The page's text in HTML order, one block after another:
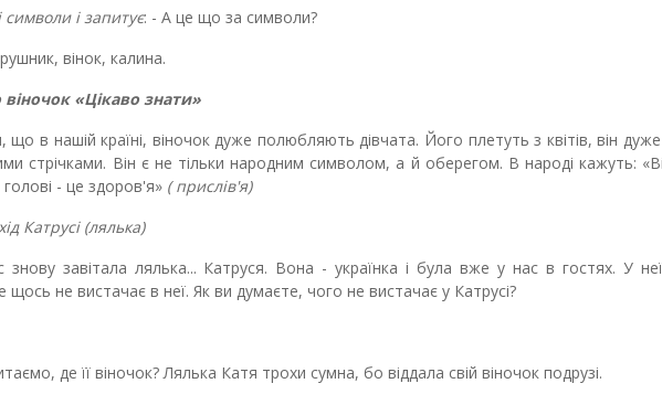
і запитує: - А це що за символи?
вінок, калина.
«Цікаво знати»
що в нашій країні, віночок дуже полюбляють дівчата. Його плетуть з квітів, він
стрічками. Він є не тільки народним символом, а й оберегом. В народі кажуть:
голові - це здоров'я» ( прислів'я)
Катрусі (лялька)
завітала лялька... Катруся. Вона - українка і була вже у нас в гостях. У
щось не вистачає в неї. Як ви думаєте, чого не вистачає у Катрусі?
де її віночок? Лялька Катя трохи сумна, бо віддала свій віночок подрузі.